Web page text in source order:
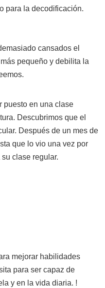
para la decodificación.
cansados el
pequeño y debilita la
puesto en una clase
Descubrimos que el
Después de un mes de
que lo vio una vez por
clase regular.
mejorar habilidades
para ser capaz de
y en la vida diaria. !